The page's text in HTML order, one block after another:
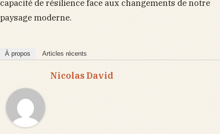
capacité de résilience face aux changements de notre
paysage moderne.
À propos Articles récents
Nicolas David